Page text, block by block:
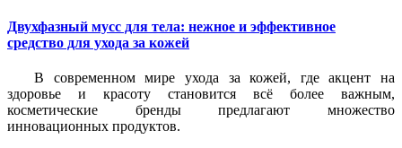
Двухфазный мусс для тела: нежное и эффективное
средство для ухода за кожей
В современном мире ухода за кожей, где акцент на
здоровье и красоту становится всё более важным,
косметические бренды предлагают множество
инновационных продуктов.